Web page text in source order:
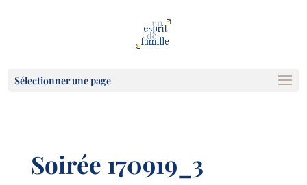
Sélectionner une page
Soirée 170919_3